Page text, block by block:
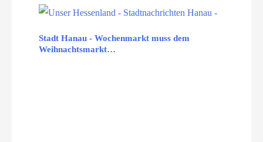
Stadt Hanau - Wochenmarkt muss dem
Weihnachtsmarkt…